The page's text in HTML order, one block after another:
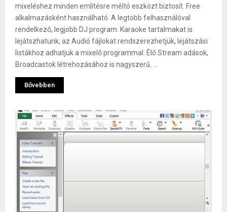
mixeléshez minden említésre méltó eszközt biztosít. Free
alkalmazásként használható. A legtöbb felhasználóval
rendelkező, legjobb DJ program. Karaoke tartalmakat is
lejátszhatunk, az Audió fájlokat rendszerezhetjük, lejátszási
listákhoz adhatjuk a mixelő programmal. Élő Stream adások,
Broadcastok létrehozásához is nagyszerű. ...
Bővebben